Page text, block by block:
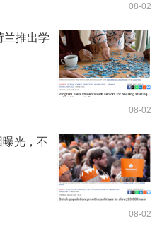
08-02
兰推出学
08-02
光，不
08-02